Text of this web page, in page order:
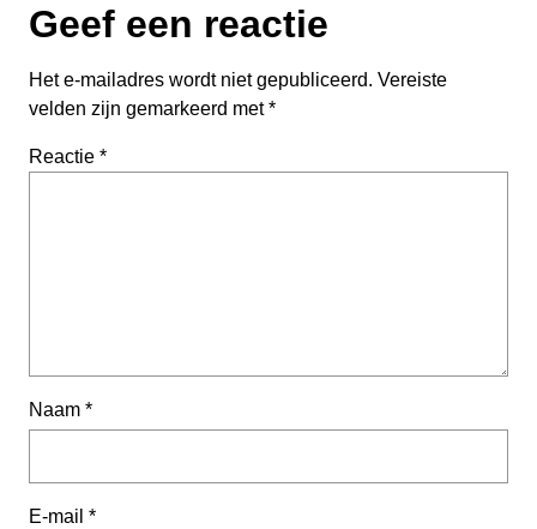
Geef een reactie
Het e-mailadres wordt niet gepubliceerd. Vereiste
velden zijn gemarkeerd met*
Reactie *
Naam *
E-mail *